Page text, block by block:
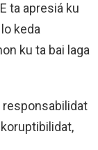
ta apresiá ku
keda
ku ta bai laga
responsabilidat